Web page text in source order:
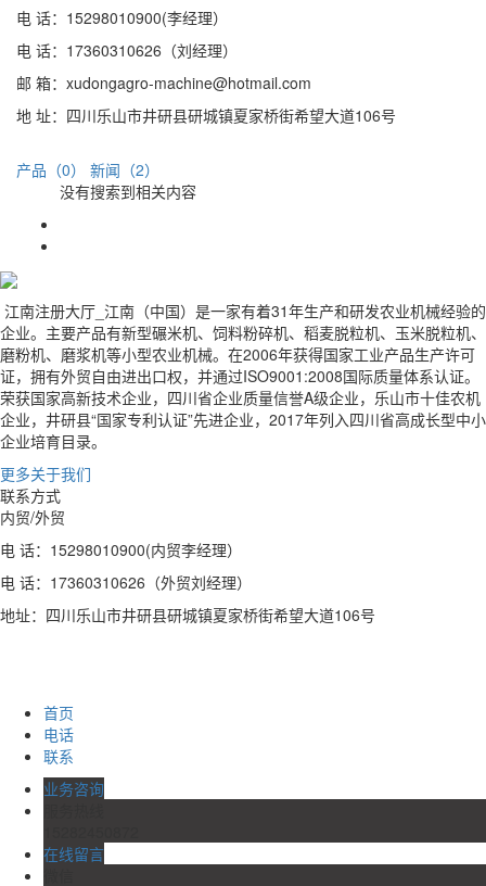
电 话：15298010900(李经理）
电 话：17360310626（刘经理）
邮 箱：xudongagro-machine@hotmail.com
地 址：四川乐山市井研县研城镇夏家桥街希望大道106号
产品（0）
新闻（2）
没有搜索到相关内容
江南注册大厅_江南（中国）是一家有着31年生产和研发农业机械经验的
企业。主要产品有新型碾米机、饲料粉碎机、稻麦脱粒机、玉米脱粒机、
磨粉机、磨浆机等小型农业机械。在2006年获得国家工业产品生产许可
证，拥有外贸自由进出口权，并通过ISO9001:2008国际质量体系认证。
荣获国家高新技术企业，四川省企业质量信誉A级企业，乐山市十佳农机
企业，井研县“国家专利认证”先进企业，2017年列入四川省高成长型中小
企业培育目录。
更多关于我们
联系方式
内贸/外贸
电 话：15298010900(内贸李经理）
电 话：17360310626（外贸刘经理）
地址：四川乐山市井研县研城镇夏家桥街希望大道106号
首页
电话
联系
业务咨询
在线留言